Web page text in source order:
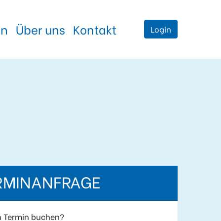
Über uns Kontakt Login
Termin buchen?